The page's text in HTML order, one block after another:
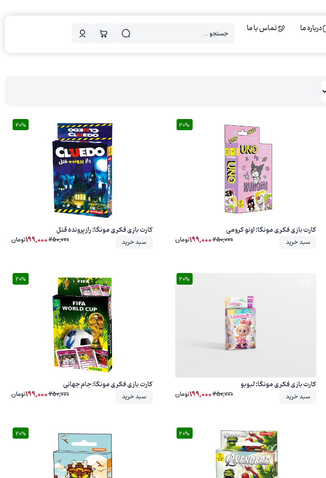
درباره ما تماس با ما
کارت بازی فکری مونگا: اونو کرومی
سبد خرید 250,000
199,000تومان
20%
کارت بازی فکری مونگا: راز پرونده قتل
سبد خرید 250,000
199,000تومان
20%
کارت بازی فکری مونگا: لبوبو
سبد خرید 250,000
199,000تومان
20%
کارت بازی فکری مونگا: جام جهانی
سبد خرید 250,000
199,000تومان
20%
20%
20%